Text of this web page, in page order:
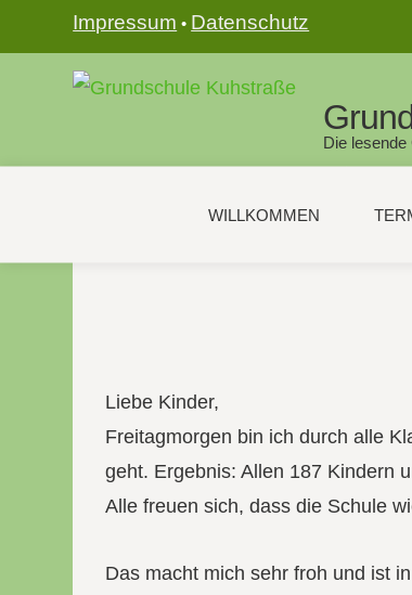
Impressum • Datenschutz
Die
WILLKOMMEN
Liebe Kinder,
Freitagmorgen bin ich durch alle
geht. Ergebnis: Allen 187 Kindern
Alle freuen sich, dass die Schule
Das macht mich sehr froh und ist